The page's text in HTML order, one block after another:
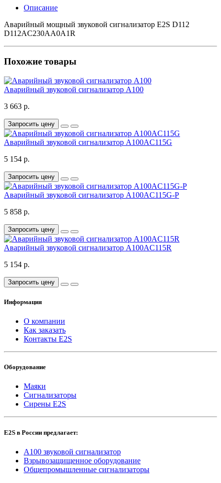
Описание
Аварийный мощный звуковой сигнализатор E2S D112
D112AC230AA0A1R
Похожие товары
Аварийный звуковой сигнализатор A100
3 663 р.
Запросить цену
Аварийный звуковой сигнализатор A100AC115G
5 154 р.
Запросить цену
Аварийный звуковой сигнализатор A100AC115G-P
5 858 р.
Запросить цену
Аварийный звуковой сигнализатор A100AC115R
5 154 р.
Запросить цену
Информация
О компании
Как заказать
Контакты E2S
Оборудование
Маяки
Сигнализаторы
Сирены E2S
E2S в России предлагает:
A100 звуковой сигнализатор
Взрывозащищенное оборудование
Общепромышленные сигнализаторы